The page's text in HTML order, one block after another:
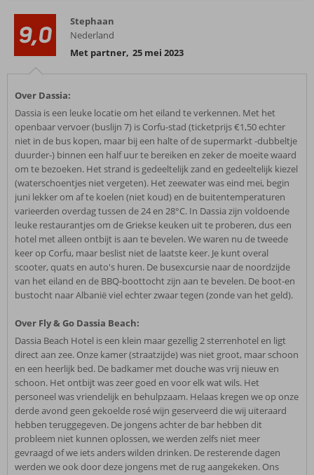
9,0
Stephaan
Nederland
Met partner, 25 mei 2023
Over Dassia:
Dassia is een leuke locatie om het eiland te verkennen. Met het
openbaar vervoer (buslijn 7) is Corfu-stad (ticketprijs €1,50 echter
niet in de bus kopen, maar bij een halte of de supermarkt -dubbeltje
duurder-) binnen een half uur te bereiken en zeker de moeite waard
om te bezoeken. Het strand is gedeeltelijk zand en gedeeltelijk kiezel
(waterschoentjes niet vergeten). Het zeewater was eind mei, begin
juni lekker om af te koelen (niet koud) en de buitentemperaturen
varieerden overdag tussen de 24 en 28°C. In Dassia zijn voldoende
leuke restaurantjes om de Griekse keuken uit te proberen, dus een
hotel met alleen ontbijt is aan te bevelen. We waren nu de tweede
keer op Corfu, maar beslist niet de laatste keer. Je kunt overal
scooter, quats en auto's huren. De busexcursie naar de noordzijde
van het eiland en de BBQ-boottocht zijn aan te bevelen. De boot-en
bustocht naar Albanië viel echter zwaar tegen (zonde van het geld).
Over Fly & Go Dassia Beach:
Dassia Beach Hotel is een klein maar gezellig 2 sterrenhotel en ligt
direct aan zee. Onze kamer (straatzijde) was niet groot, maar schoon
en een heerlijk bed. De badkamer met douche was vrij nieuw en
schoon. Het ontbijt was zeer goed en voor elk wat wils. Het
personeel was vriendelijk en behulpzaam. Helaas kregen we op onze
derde avond geen gekoelde rosé wijn geserveerd die wij uiteraard
hebben teruggegeven. De jongens achter de bar hebben dit
probleem niet kunnen oplossen, we werden zelfs niet meer
gevraagd of we iets anders wilden drinken. De resterende dagen
werden we ook door deze jongens met de rug aangekeken. Ons